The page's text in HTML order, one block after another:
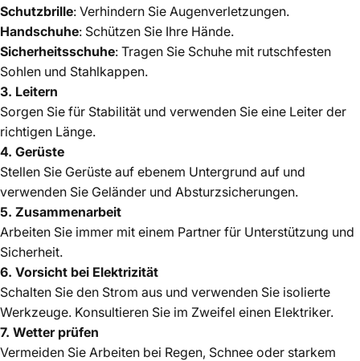
Schutzbrille: Verhindern Sie Augenverletzungen.
Handschuhe: Schützen Sie Ihre Hände.
Sicherheitsschuhe: Tragen Sie Schuhe mit rutschfesten
Sohlen und Stahlkappen.
3. Leitern
Sorgen Sie für Stabilität und verwenden Sie eine Leiter der
richtigen Länge.
4. Gerüste
Stellen Sie Gerüste auf ebenem Untergrund auf und
verwenden Sie Geländer und Absturzsicherungen.
5. Zusammenarbeit
Arbeiten Sie immer mit einem Partner für Unterstützung und
Sicherheit.
6. Vorsicht bei Elektrizität
Schalten Sie den Strom aus und verwenden Sie isolierte
Werkzeuge. Konsultieren Sie im Zweifel einen Elektriker.
7. Wetter prüfen
Vermeiden Sie Arbeiten bei Regen, Schnee oder starkem